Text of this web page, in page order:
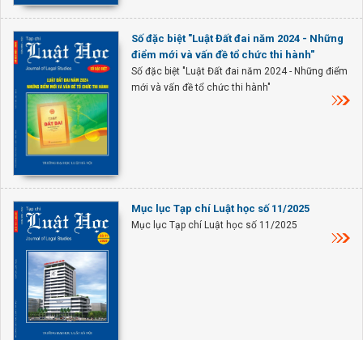
Số đặc biệt "Luật Đất đai năm 2024 - Những
điểm mới và vấn đề tổ chức thi hành"
Số đặc biệt "Luật Đất đai năm 2024 - Những điểm
mới và vấn đề tổ chức thi hành"
Mục lục Tạp chí Luật học số 11/2025
Mục lục Tạp chí Luật học số 11/2025